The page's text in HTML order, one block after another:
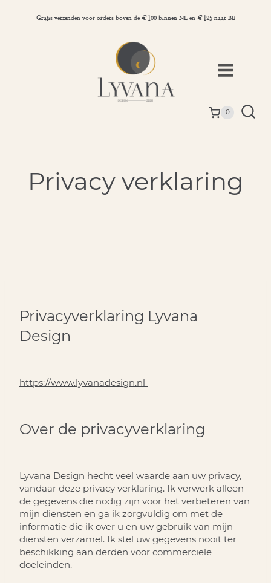
Gratis verzenden voor orders boven de €100 binnen NL en €125 naar BE
0
Privacy verklaring
Privacyverklaring Lyvana
Design
https://www.lyvanadesign.nl
Over de privacyverklaring
Lyvana Design hecht veel waarde aan uw privacy,
vandaar deze privacy verklaring. Ik verwerk alleen
de gegevens die nodig zijn voor het verbeteren van
mijn diensten en ga ik zorgvuldig om met de
informatie die ik over u en uw gebruik van mijn
diensten verzamel. Ik stel uw gegevens nooit ter
beschikking aan derden voor commerciële
doeleinden.